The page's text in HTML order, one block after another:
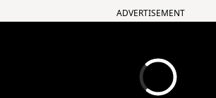
ADVERTISEMENT